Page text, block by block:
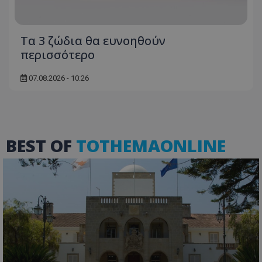
Τα 3 ζώδια θα ευνοηθούν
περισσότερο
07.08.2026 - 10:26
BEST OF TOTHEMAONLINE
VISITOR_PRIVACY_METADATA
YouTube